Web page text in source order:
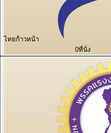
ไทยก้าวหน้า
0ที่นั่ง